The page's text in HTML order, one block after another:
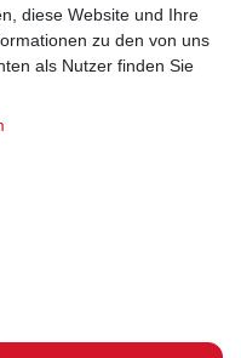
| AGB | Impressum
diese Website und Ihre
zu den von uns
als Nutzer finden Sie